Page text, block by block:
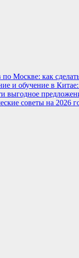
Москве: как
и обучение в
выгодное
советы на 2026